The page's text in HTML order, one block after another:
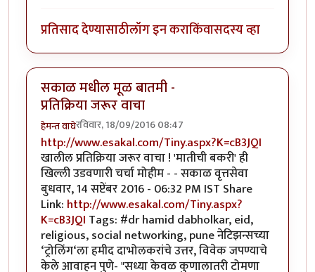
प्रतिसाद देण्यासाठीलॉग इन कराकिंवासदस्य व्हा
सकाळ मधील मूळ बातमी -
प्रतिक्रिया जरूर वाचा
हेमन्त वाघेरविवार, 18/09/2016 08:47
http://www.esakal.com/Tiny.aspx?K=cB3JQI
खालील प्रतिक्रिया जरूर वाचा ! 'मातीची बकरी' ही
खिल्ली उडवणारी चर्चा मोहीम - - सकाळ वृत्तसेवा
बुधवार, 14 सप्टेंबर 2016 - 06:32 PM IST Share
Link: http://www.esakal.com/Tiny.aspx?
K=cB3JQI Tags: #dr hamid dabholkar, eid,
religious, social networking, pune नेटिझन्सच्या
‘ट्रोलिंग‘ला हमीद दाभोलकरांचे उत्तर, विवेक जपण्याचे
केले आवाहन पुणे- "सध्या केवळ कुणालातरी टोमणा